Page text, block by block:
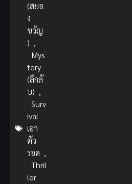
(สยอ
ง
ขวัญ
) ,
Mys
tery
(ลึกลั
บ) ,
Surv
ival
เอา
ตัว
รอด ,
Thril
ler